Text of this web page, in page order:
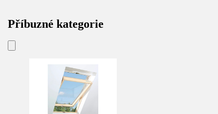
Příbuzné kategorie